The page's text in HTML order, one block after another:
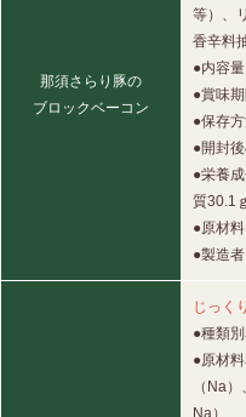
那須さらり豚の
ブロックベーコン
等）、
香辛料
●内容
●賞味
●保存
●開封
●栄養
質30.1
●原材
●製造
じっく
●種類
●原材
（Na
Na）、